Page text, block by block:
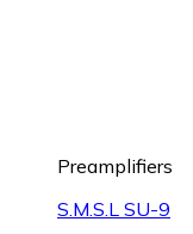
Preamplifiers
S.M.S.L SU-9